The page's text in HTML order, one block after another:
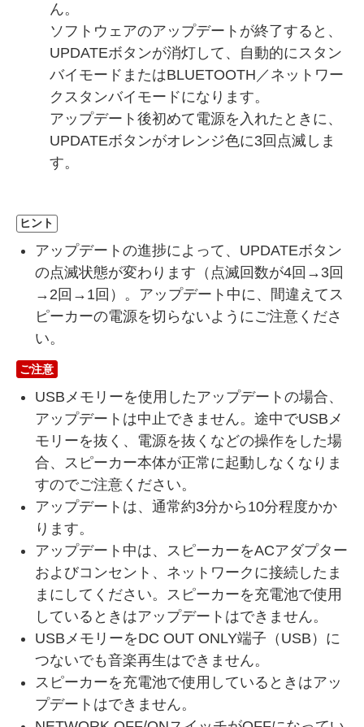
ん。
ソフトウェアのアップデートが終了すると、
UPDATEボタンが消灯して、自動的にスタン
バイモードまたはBLUETOOTH／ネットワー
クスタンバイモードになります。
アップデート後初めて電源を入れたときに、
UPDATEボタンがオレンジ色に3回点滅しま
す。
ヒント
アップデートの進捗によって、UPDATEボタン
の点滅状態が変わります（点滅回数が4回→3回
→2回→1回）。アップデート中に、間違えてス
ピーカーの電源を切らないようにご注意くださ
い。
ご注意
USBメモリーを使用したアップデートの場合、
アップデートは中止できません。途中でUSBメ
モリーを抜く、電源を抜くなどの操作をした場
合、スピーカー本体が正常に起動しなくなりま
すのでご注意ください。
アップデートは、通常約3分から10分程度かか
ります。
アップデート中は、スピーカーをACアダプター
およびコンセント、ネットワークに接続したま
まにしてください。スピーカーを充電池で使用
しているときはアップデートはできません。
USBメモリーをDC OUT ONLY端子（USB）に
つないでも音楽再生はできません。
スピーカーを充電池で使用しているときはアッ
プデートはできません。